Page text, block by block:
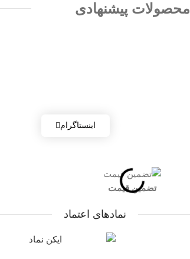
محصولات پیشنهادی
اینستاگرام
تضمین قیمت
نمادهای اعتماد